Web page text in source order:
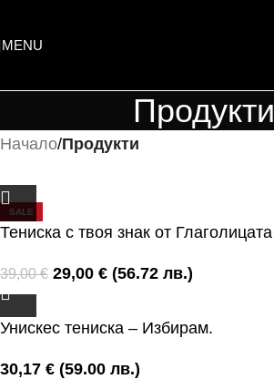
MENU
Продукти
Начало/Продукти
SALE
Тениска с твоя знак от Глаголицата
39,00€ 29,00 € (56.72 лв.)
Унискес тениска – Избирам.
30,17 € (59.00 лв.)